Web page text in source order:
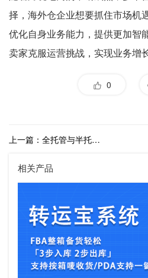
择，海外仓企业想要抓住市场机
优化自身业务能力，提供更加智
卖家克服运营挑战，实现业务增长
0
上一篇：全托管与半托管模式的较量下，海外仓成本土化履约关键
相关产品